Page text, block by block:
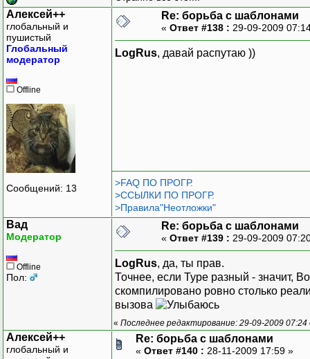
Алексей++
глобальный и
пушистый
Глобальный
модератор
Offline
Сообщений: 13
Re: борьба с шаблонами
« Ответ #138 : 29-09-2009
LogRus, давай распутаю ))
>FAQ ПО ПРОГР.
>ССЫЛКИ ПО ПРОГР.
>Правила"Неотложки"
Вад
Модератор
Offline
Пол:
Re: борьба с шаблонами
« Ответ #139 : 29-09-2009
LogRus, да, ты прав.
Точнее, если Type разный - значит,
скомпилировано ровно столько
вызова
« Последнее редактирование: 29-09-2009
Алексей++
глобальный и
Re: борьба с шаблонами
« Ответ #140 : 28-11-2009 17:59 »